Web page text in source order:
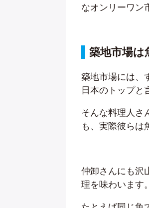
なオンリーワン
築地市場は
築地市場には、
日本のトップと
そんな料理人さ
も、実際彼らは
仲卸さんにも沢
理を味わいます。